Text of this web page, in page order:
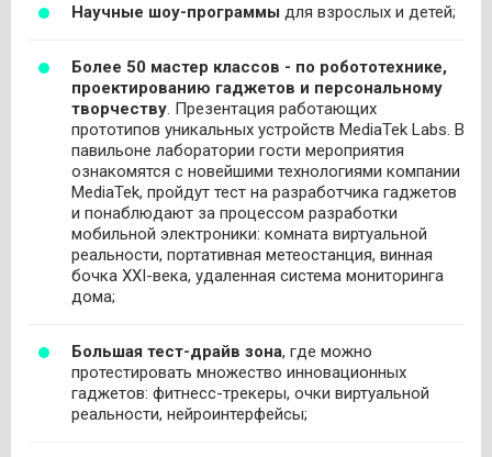
Научные шоу-программы для взрослых и детей;
Более 50 мастер классов - по робототехнике,
проектированию гаджетов и персональному
творчеству . Презентация работающих
прототипов уникальных устройств MediaTek Labs. В
павильоне лаборатории гости мероприятия
ознакомятся с новейшими технологиями компании
MediaTek, пройдут тест на разработчика гаджетов
и понаблюдают за процессом разработки
мобильной электроники: комната виртуальной
реальности, портативная метеостанция, винная
бочка XXI-века, удаленная система мониторинга
дома;
Большая тест-драйв зона, где можно
протестировать множество инновационных
гаджетов: фитнесс-трекеры, очки виртуальной
реальности, нейроинтерфейсы;